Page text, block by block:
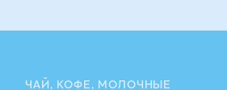
ЧАЙ, КОФЕ, МОЛОЧНЫЕ